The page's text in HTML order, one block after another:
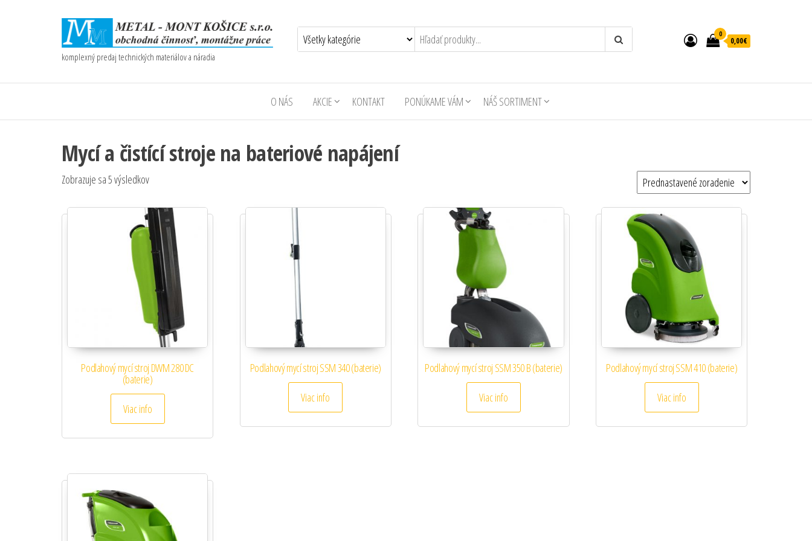
komplexný predaj technických materiálov a náradia
0
0,00€
O NÁS AKCIE KONTAKT PONÚKAME VÁM NÁŠ SORTIMENT
Mycí a čistící stroje na bateriové napájení
Zobrazuje sa 5 výsledkov
Podlahový mycí stroj DWM 280 DC
(baterie)
Viac info
Podlahový mycí stroj SSM 340 (baterie)
Viac info
Podlahový mycí stroj SSM 350 B (baterie)
Viac info
Podlahový mycí stroj SSM 410 (baterie)
Viac info